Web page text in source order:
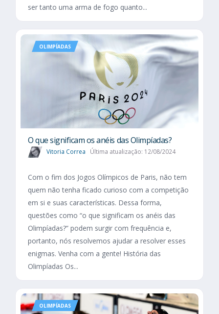
ser tanto uma arma de fogo quanto...
OLIMPÍADAS
O que significam os anéis das Olimpíadas?
Vitoria Correa Última atualização: 12/08/2024
Com o fim dos Jogos Olímpicos de Paris, não tem
quem não tenha ficado curioso com a competição
em si e suas características. Dessa forma,
questões como “o que significam os anéis das
Olimpíadas?” podem surgir com frequência e,
portanto, nós resolvemos ajudar a resolver esses
enigmas. Venha com a gente! História das
Olimpíadas Os...
OLIMPÍADAS